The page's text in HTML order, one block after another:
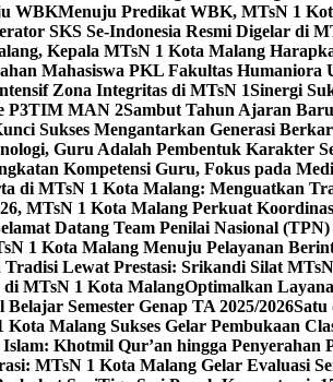
WBKMenuju Predikat WBK, MTsN 1
SKS Se-Indonesia Resmi Digelar di
Kepala MTsN 1 Kota Malang
Mahasiswa PKL Fakultas
Zona Integritas di MTsN 1Sinergi
P3TIM MAN 2Sambut Tahun Ajaran
Sukses Mengantarkan Generasi
Guru Adalah Pembentuk Karakter
Kompetensi Guru, Fokus pada
di MTsN 1 Kota Malang: Menguatkan
MTsN 1 Kota Malang Perkuat
Datang Team Penilai Nasional (TPN)
1 Kota Malang Menuju Pelayanan
Tradisi Lewat Prestasi: Srikandi Silat
di MTsN 1 Kota MalangOptimalkan
Semester Genap TA 2025/2026Satu
Malang Sukses Gelar Pembukaan
Khotmil Qur’an hingga Penyerahan
MTsN 1 Kota Malang Gelar Evaluasi